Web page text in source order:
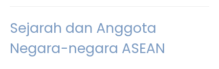
Sejarah dan Anggota
Negara-negara ASEAN